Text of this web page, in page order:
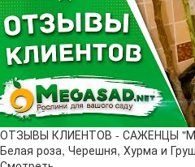
ОТЗЫВЫ КЛИЕНТОВ - САЖЕНЦЫ
Белая роза, Черешня, Хурма и